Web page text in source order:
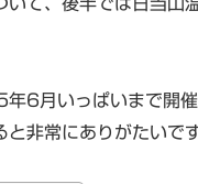
6月いっぱいまで開
非常にありがたいです